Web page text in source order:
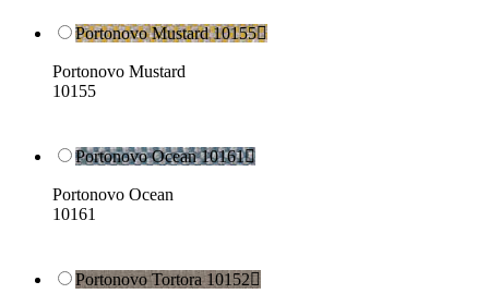
Portonovo Mustard 10155
Portonovo Mustard
10155
Portonovo Ocean 10161
Portonovo Ocean
10161
Portonovo Tortora 10152